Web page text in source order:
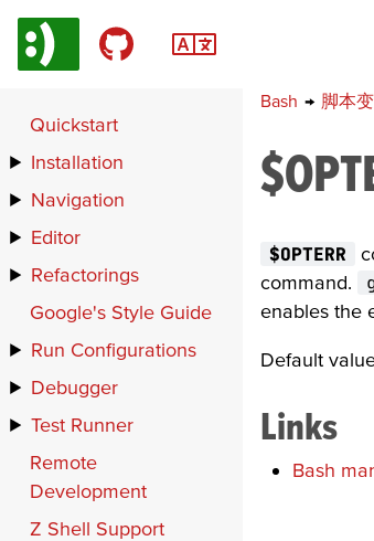
Bash → 脚本
$OPTERR
command.
enables the
Default
Links
Bash
Quickstart
Installation
Navigation
Editor
Refactorings
Google's Style Guide
Run Configurations
Debugger
Test Runner
Remote
Development
Z Shell Support